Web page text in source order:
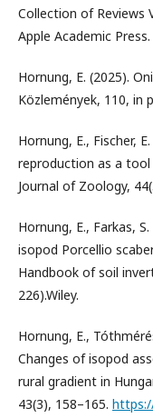
Collection of Reviews
Apple Academic Press.
Hornung, E. (2025).
Közlemények, 110, in
Hornung, E., Fischer,
reproduction as a
Journal of Zoology,
Hornung, E., Farkas,
isopod Porcellio
Handbook of soil
226).Wiley.
Hornung, E.,
Changes of isopod
rural gradient in
43(3), 158–165.